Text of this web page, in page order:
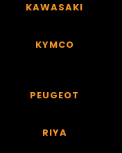
KAWASAKI
KYMCO
PEUGEOT
RIYA